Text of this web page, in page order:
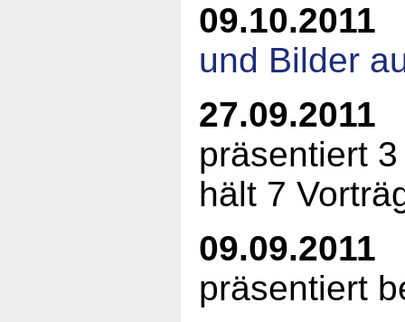
09.10.2011
und Bilder
27.09.2011
präsentiert
hält 7
09.09.2011
präsentiert